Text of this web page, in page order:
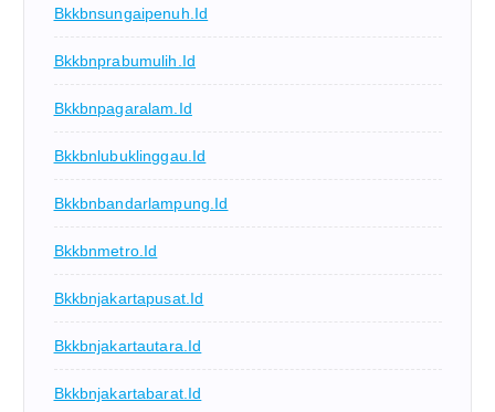
Bkkbnsungaipenuh.id
Bkkbnprabumulih.id
Bkkbnpagaralam.id
Bkkbnlubuklinggau.id
Bkkbnbandarlampung.id
Bkkbnmetro.id
Bkkbnjakartapusat.id
Bkkbnjakartautara.id
Bkkbnjakartabarat.id